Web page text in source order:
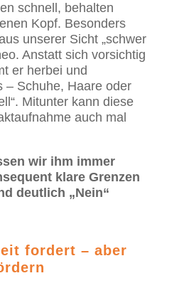
schnell, behalten
Kopf. Besonders
unserer Sicht „schwer
Anstatt sich vorsichtig
er herbei und
– Schuhe, Haare oder
Mitunter kann diese
auch mal
wir ihm immer
klare Grenzen
deutlich „Nein“
fordert – aber